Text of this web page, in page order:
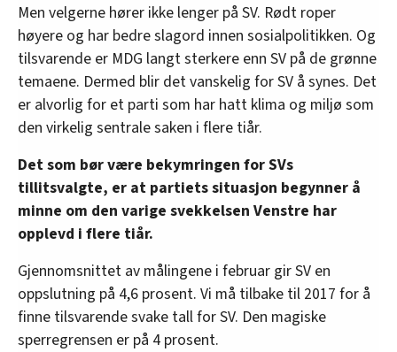
Men velgerne hører ikke lenger på SV. Rødt roper
høyere og har bedre slagord innen sosialpolitikken. Og
tilsvarende er MDG langt sterkere enn SV på de grønne
temaene. Dermed blir det vanskelig for SV å synes. Det
er alvorlig for et parti som har hatt klima og miljø som
den virkelig sentrale saken i flere tiår.
Det som bør være bekymringen for SVs
tillitsvalgte, er at partiets situasjon begynner å
minne om den varige svekkelsen Venstre har
opplevd i flere tiår.
Gjennomsnittet av målingene i februar gir SV en
oppslutning på 4,6 prosent. Vi må tilbake til 2017 for å
finne tilsvarende svake tall for SV. Den magiske
sperregrensen er på 4 prosent.